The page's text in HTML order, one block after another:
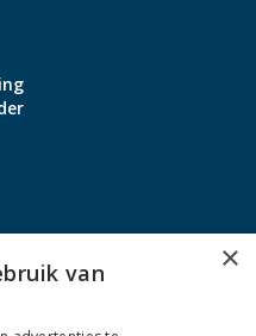
×
van